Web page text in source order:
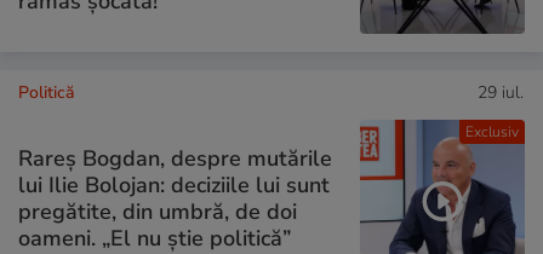
Exclusiv
Politică 29 iul.
Rareș Bogdan, despre mutările
lui Ilie Bolojan: deciziile lui sunt
pregătite, din umbră, de doi
oameni. „El nu știe politică”